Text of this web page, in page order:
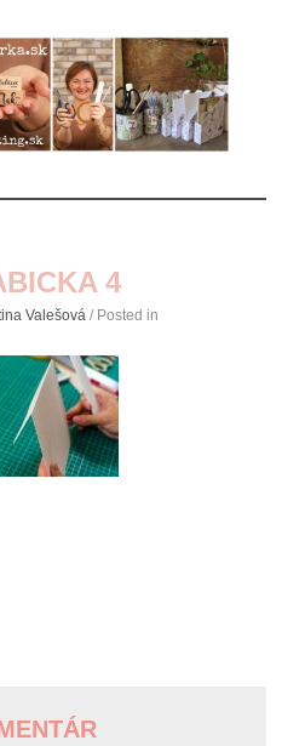
4
Valešová / Posted in